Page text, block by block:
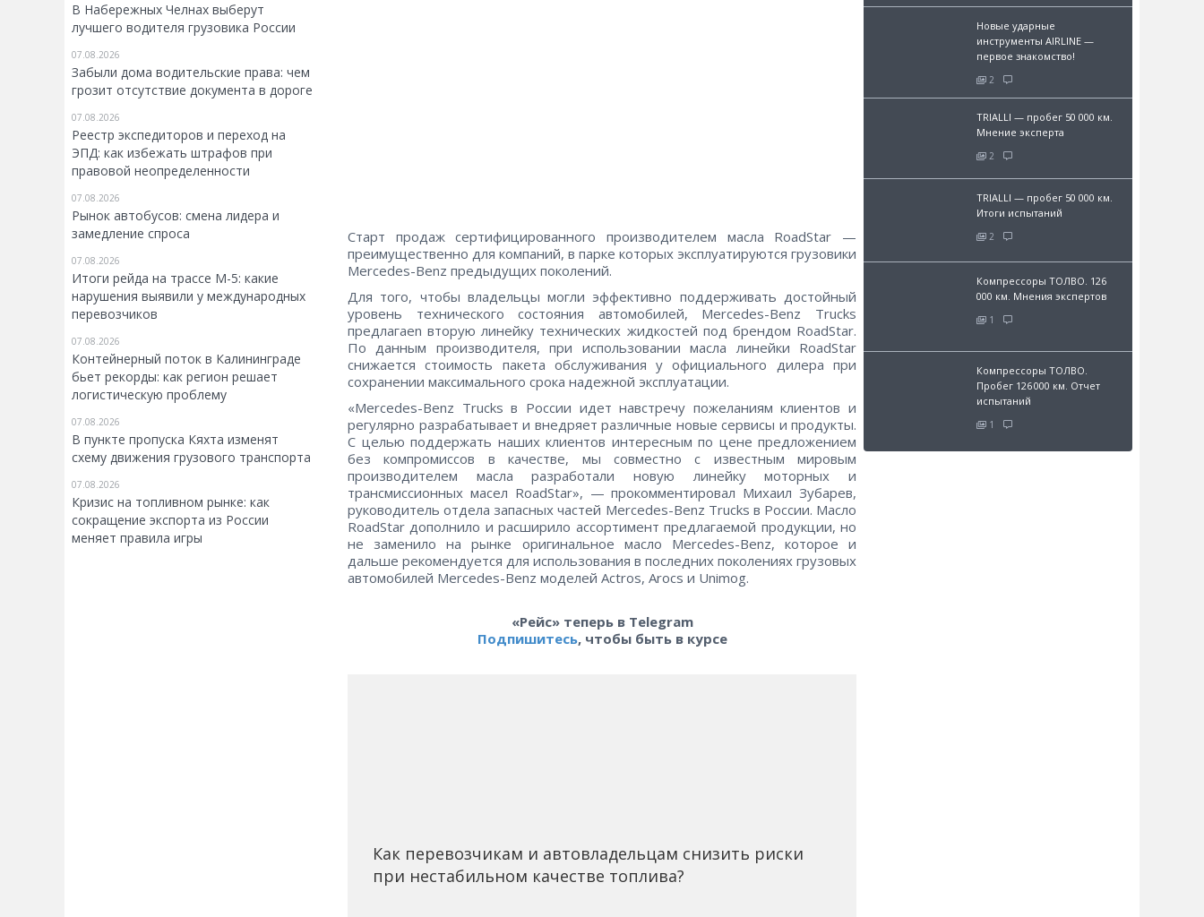
В Набережных Челнах выберут
лучшего водителя грузовика России
07.08.2026
Забыли дома водительские права: чем
грозит отсутствие документа в дороге
07.08.2026
Реестр экспедиторов и переход на
ЭПД: как избежать штрафов при
правовой неопределенности
07.08.2026
Рынок автобусов: смена лидера и
замедление спроса
07.08.2026
Итоги рейда на трассе М-5: какие
нарушения выявили у международных
перевозчиков
07.08.2026
Контейнерный поток в Калининграде
бьет рекорды: как регион решает
логистическую проблему
07.08.2026
В пункте пропуска Кяхта изменят
схему движения грузового транспорта
07.08.2026
Кризис на топливном рынке: как
сокращение экспорта из России
меняет правила игры
Старт продаж сертифицированного производителем масла RoadStar —
преимущественно для компаний, в парке которых эксплуатируются грузовики
Mercedes-Benz предыдущих поколений.
Для того, чтобы владельцы могли эффективно поддерживать достойный
уровень технического состояния автомобилей, Mercedes-Benz Trucks
предлагаеn вторую линейку технических жидкостей под брендом RoadStar.
По данным производителя, при использовании масла линейки RoadStar
снижается стоимость пакета обслуживания у официального дилера при
сохранении максимального срока надежной эксплуатации.
«Mercedes-Benz Trucks в России идет навстречу пожеланиям клиентов и
регулярно разрабатывает и внедряет различные новые сервисы и продукты.
С целью поддержать наших клиентов интересным по цене предложением
без компромиссов в качестве, мы совместно с известным мировым
производителем масла разработали новую линейку моторных и
трансмиссионных масел RoadStar», — прокомментировал Михаил Зубарев,
руководитель отдела запасных частей Mercedes-Benz Trucks в России. Масло
RoadStar дополнило и расширило ассортимент предлагаемой продукции, но
не заменило на рынке оригинальное масло Mercedes-Benz, которое и
дальше рекомендуется для использования в последних поколениях грузовых
автомобилей Mercedes-Benz моделей Actros, Arocs и Unimog.
«Рейс» теперь в Telegram
Подпишитесь, чтобы быть в курсе
Как перевозчикам и автовладельцам снизить риски
при нестабильном качестве топлива?
Новые ударные
инструменты AIRLINE —
первое знакомство!
2
TRIALLI — пробег 50 000 км.
Мнение эксперта
2
TRIALLI — пробег 50 000 км.
Итоги испытаний
2
Компрессоры ТОЛВО. 126
000 км. Мнения экспертов
1
Компрессоры ТОЛВО.
Пробег 126 000 км. Отчет
испытаний
1